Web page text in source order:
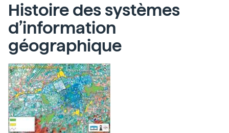
Histoire des systèmes
d’information
géographique